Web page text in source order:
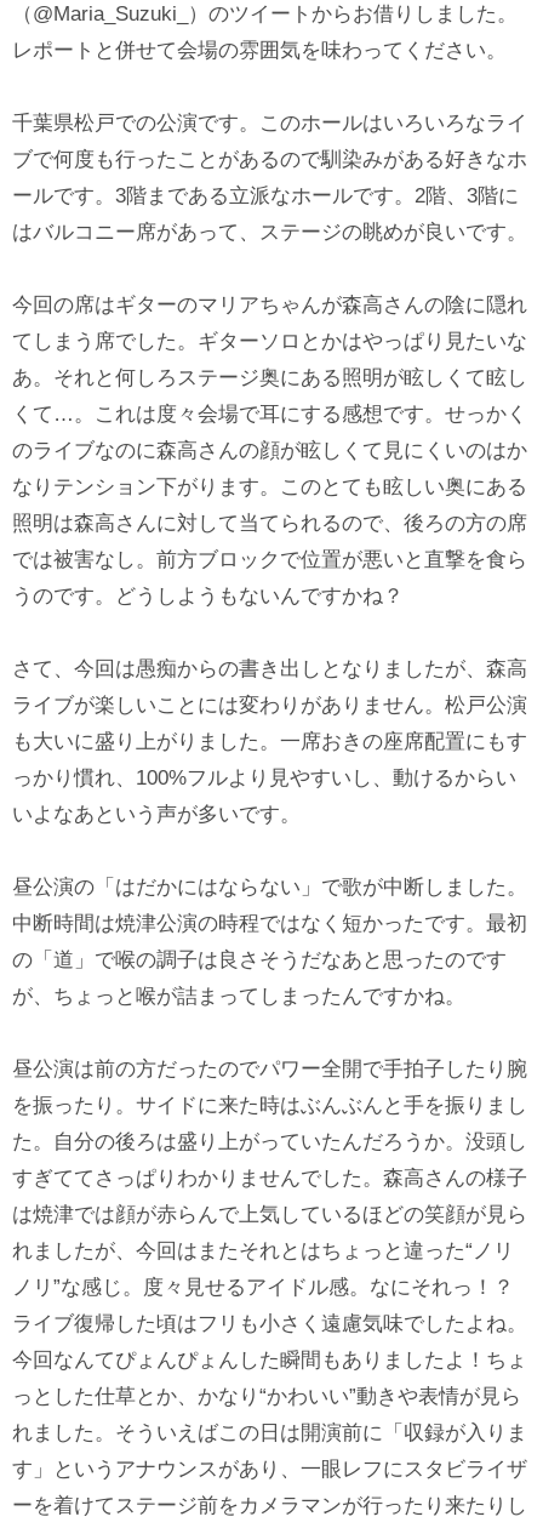
（@Maria_Suzuki_
）のツイートからお借りしました。
レポートと併せて会場の雰囲気を味わってください。
千葉県松戸での公演です。このホールはいろいろなライ
ブで何度も行ったことがあるので馴染みがある好きなホ
ールです。3階まである立派なホールです。2階、3階に
はバルコニー席があって、ステージの眺めが良いです。
今回の席はギターのマリアちゃんが森高さんの陰に隠れ
てしまう席でした。ギターソロとかはやっぱり見たいな
あ。それと何しろステージ奥にある照明が眩しくて眩し
くて…。これは度々会場で耳にする感想です。せっかく
のライブなのに森高さんの顔が眩しくて見にくいのはか
なりテンション下がります。このとても眩しい奥にある
照明は森高さんに対して当てられるので、後ろの方の席
では被害なし。前方ブロックで位置が悪いと直撃を食ら
うのです。どうしようもないんですかね？
さて、今回は愚痴からの書き出しとなりましたが、森高
ライブが楽しいことには変わりがありません。松戸公演
も大いに盛り上がりました。一席おきの座席配置にもす
っかり慣れ、100%フルより見やすいし、動けるからい
いよなあという声が多いです。
昼公演の「はだかにはならない」で歌が中断しました。
中断時間は焼津公演の時程ではなく短かったです。最初
の「道」で喉の調子は良さそうだなあと思ったのです
が、ちょっと喉が詰まってしまったんですかね。
昼公演は前の方だったのでパワー全開で手拍子したり腕
を振ったり。サイドに来た時はぶんぶんと手を振りまし
た。自分の後ろは盛り上がっていたんだろうか。没頭し
すぎててさっぱりわかりませんでした。森高さんの様子
は焼津では顔が赤らんで上気しているほどの笑顔が見ら
れましたが、今回はまたそれとはちょっと違った“ノリ
ノリ”な感じ。度々見せるアイドル感。なにそれっ！？
ライブ復帰した頃はフリも小さく遠慮気味でしたよね。
今回なんてぴょんぴょんした瞬間もありましたよ！ちょ
っとした仕草とか、かなり“かわいい”動きや表情が見ら
れました。そういえばこの日は開演前に「収録が入りま
す」というアナウンスがあり、一眼レフにスタビライザ
ーを着けてステージ前をカメラマンが行ったり来たりし